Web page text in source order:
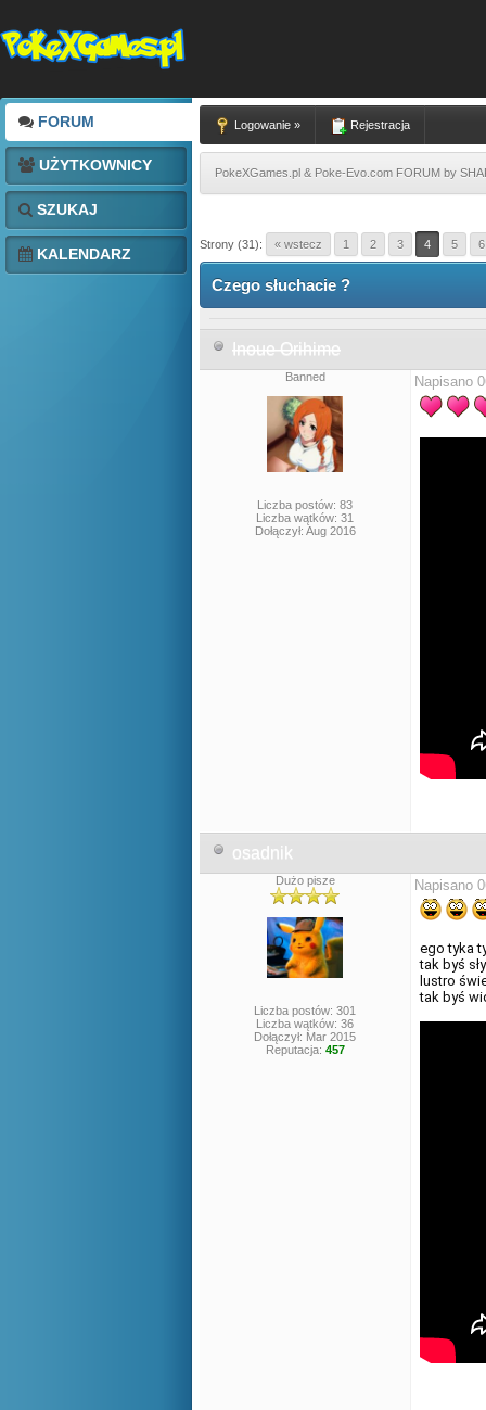
FORUM
UŻYTKOWNICY
SZUKAJ
KALENDARZ
Logowanie » Rejestracja
PokeXGames.pl & Poke-Evo.com FORUM by
Strony (31): « wstecz 1 2 3 4 5 6
Czego słuchacie ?
Inoue Orihime
Banned
Liczba postów: 83
Liczba wątków: 31
Dołączył: Aug 2016
Napisano
osadnik
Dużo pisze
Liczba postów: 301
Liczba wątków: 36
Dołączył: Mar 2015
Reputacja: 457
Napisano
ego tyka
tak byś
lustro
tak byś